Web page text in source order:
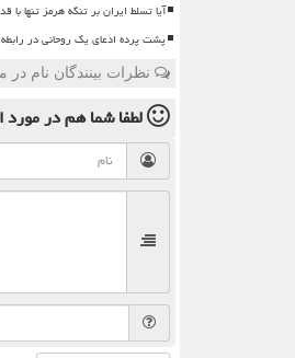
آیا تسلط ایران بر تنگه هرمز تنها
پشت پرده ادعای یک روحانی در رابطه با ۲۸ بار استعفای مسعود
نظرات بینندگان نام
لطفا شما همدر مورد